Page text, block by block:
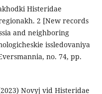
Histeridae
2 [New records
and neighboring
issledovaniya
no. 74, pp.
Novyj vid Histeridae